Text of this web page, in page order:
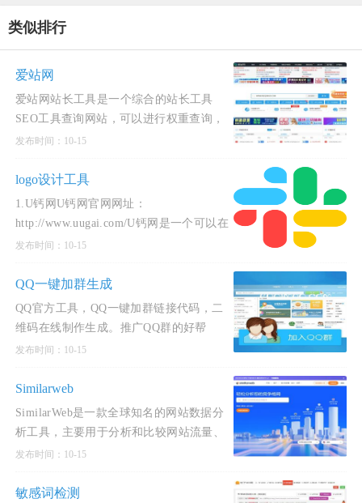
类似排行
爱站网
爱站网站长工具是一个综合的站长工具
SEO工具查询网站，可以进行权重查询，
备案查询，收录查询，历史查询，关键词
查询工具网站。
发布时间：10-15
logo设计工具
1.U钙网U钙网官网网址：
http://www.uugai.com/U钙网是一个可以在
线制作设计logo，字体logo的免费工具。
计logo，免费下载，没有任何限制，不管
你是
发布时间：10-15
QQ一键加群生成
QQ官方工具，QQ一键加群链接代码，二
维码在线制作生成。推广QQ群的好帮
手。
发布时间：10-15
Similarweb
SimilarWeb是一款全球知名的网站数据分
析工具，主要用于分析和比较网站流量、
竞争对手表现以及市场营销策略。以下是
流量分析： SimilarWeb
发布时间：10-15
敏感词检测